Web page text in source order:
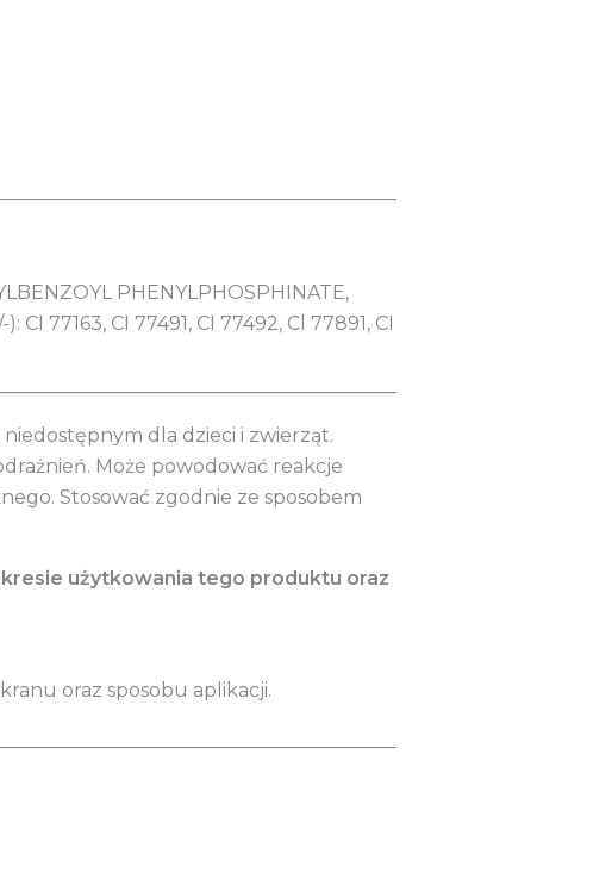
PHENYLPHOSPHINATE,
77163, CI 77491, CI 77492, Cl 77891, CI
dla dzieci i zwierząt.
Może powodować reakcje
Stosować zgodnie ze sposobem
użytkowania tego produktu oraz
oraz sposobu aplikacji.